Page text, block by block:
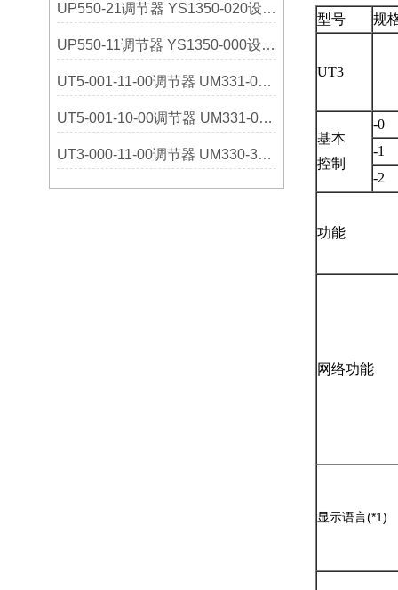
UP550-21调节器 YS1350-020设定器 日本横河
UP550-11调节器 YS1350-000设定器 日本横河
UT5-001-11-00调节器 UM331-01指示器 日本横河
UT5-001-10-00调节器 UM331-00指示器 日本横河
UT3-000-11-00调节器 UM330-32指示器 日本横河
型号 规
UT3
基本
控制
-0
-1
-2
功能
网络功能
显示语言(*1)